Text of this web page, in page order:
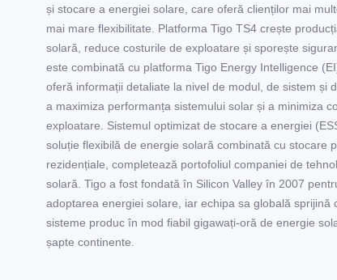
și stocare a energiei solare, care oferă clienților mai
mai mare flexibilitate. Platforma Tigo TS4 crește
solară, reduce costurile de exploatare și sporește
este combinată cu platforma Tigo Energy Intelligence
oferă informații detaliate la nivel de modul, de sistem și
a maximiza performanța sistemului solar și a minimiza
exploatare. Sistemul optimizat de stocare a energiei
soluție flexibilă de energie solară combinată cu stocare
rezidențiale, completează portofoliul companiei de
solară. Tigo a fost fondată în Silicon Valley în 2007
adoptarea energiei solare, iar echipa sa globală sprijină
sisteme produc în mod fiabil gigawați-oră de energie
șapte continente.